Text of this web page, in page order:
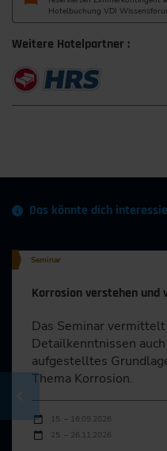
Hotelbuchung VDI
Weitere Hotelpartner :
Das könnte dich
Seminar
Korrosion verstehen und
Das Seminar
Detailkenntnissen
aufgestelltes
Thema Korrosion.
Durchführungen
Veranstaltungsdatum
15. – 16.09.2026
25. – 26.11.2026